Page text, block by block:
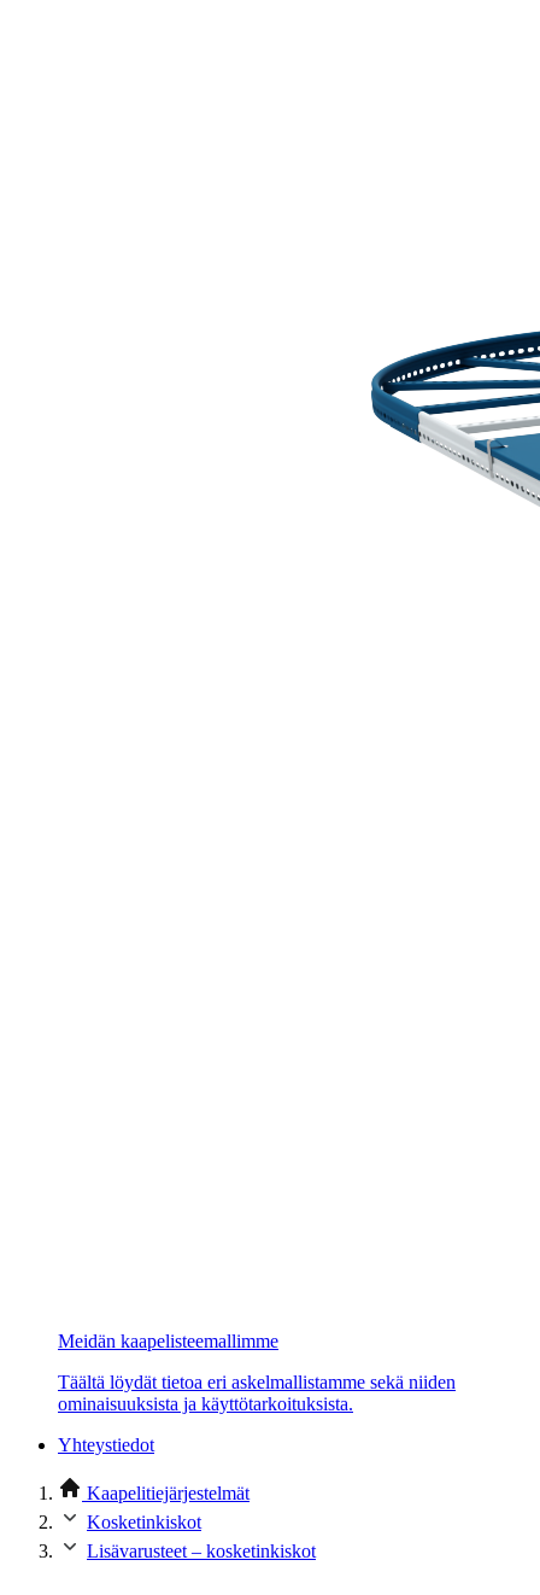
Meidän kaapelisteemallimme
Täältä löydät tietoa eri askelmallistamme sekä niiden
ominaisuuksista ja käyttötarkoituksista.
Yhteystiedot
Kaapelitiejärjestelmät
Kosketinkiskot
Lisävarusteet – kosketinkiskot